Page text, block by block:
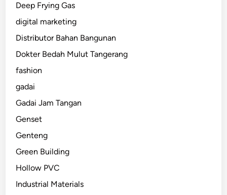
Deep Frying Gas
digital marketing
Distributor Bahan Bangunan
Dokter Bedah Mulut Tangerang
fashion
gadai
Gadai Jam Tangan
Genset
Genteng
Green Building
Hollow PVC
Industrial Materials